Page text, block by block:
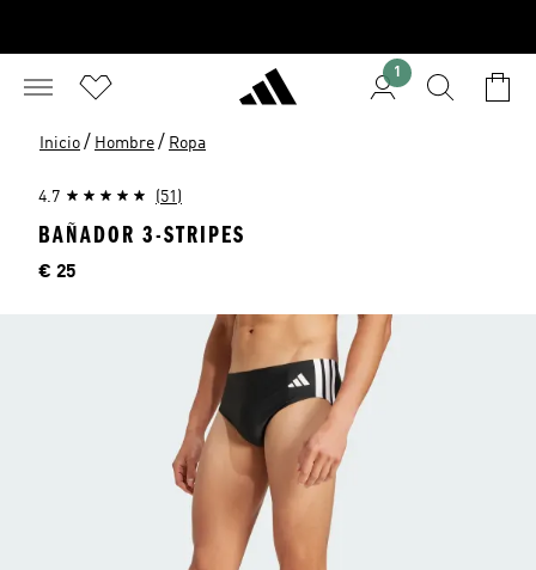
1
Inicio / Hombre / Ropa
4.7 (51)
BAÑADOR 3-STRIPES
Precio
€ 25